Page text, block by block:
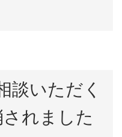
談いただく
れました